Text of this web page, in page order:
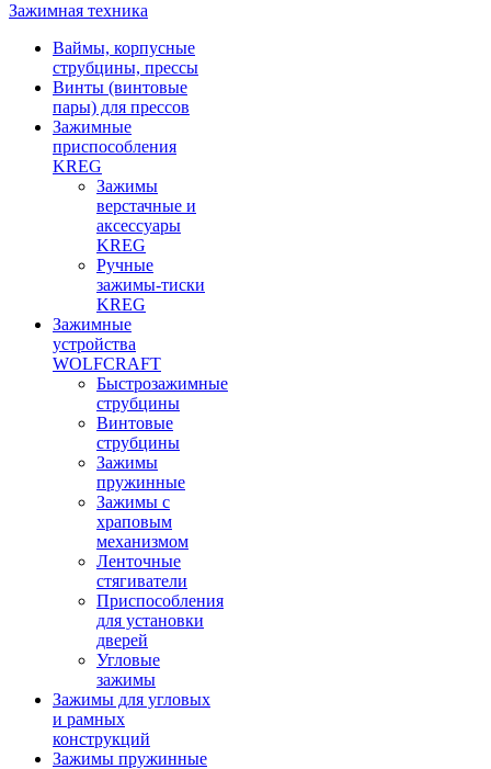
Зажимная техника
Ваймы, корпусные
струбцины, прессы
Винты (винтовые
пары) для прессов
Зажимные
приспособления
KREG
Зажимы
верстачные и
аксессуары
KREG
Ручные
зажимы-тиски
KREG
Зажимные
устройства
WOLFCRAFT
Быстрозажимные
струбцины
Винтовые
струбцины
Зажимы
пружинные
Зажимы с
храповым
механизмом
Ленточные
стягиватели
Приспособления
для установки
дверей
Угловые
зажимы
Зажимы для угловых
и рамных
конструкций
Зажимы пружинные